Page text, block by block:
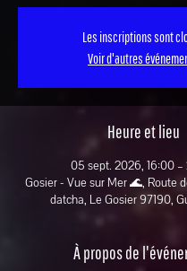
Les inscriptions sont
Voir d'autres
Heure et lieu
05 sept. 2026, 16:00
Gosier - Vue sur Mer 🌊, Route
datcha, Le Gosier 97190,
À propos de